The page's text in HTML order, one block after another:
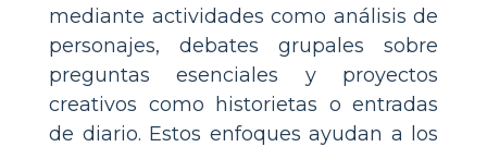
mediante actividades como análisis de
personajes, debates grupales sobre
preguntas esenciales y proyectos
creativos como historietas o entradas
de diario. Estos enfoques ayudan a los